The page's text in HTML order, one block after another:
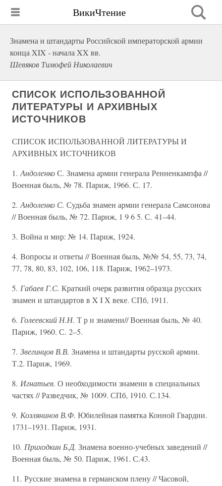
ВикиЧтение
Знамена и штандарты Российской императорской армии
конца XIX - начала XX вв.
Шевяков Тимофей Николаевич
СПИСОК ИСПОЛЬЗОВАННОЙ
ЛИТЕРАТУРЫ И АРХИВНЫХ
ИСТОЧНИКОВ
СПИСОК ИСПОЛЬЗОВАННОЙ ЛИТЕРАТУРЫ И
АРХИВНЫХ ИСТОЧНИКОВ
1. АндоленкоС. Знамена армии генерала Ренненкампфа //
Военная быль, № 78. Париж, 1966. С. 17.
2. Андоленко С. Судьба знамен армии генерала Самсонова
// Военная быль, № 72. Париж, 1 9 6 5. С. 41–44.
3. Война и мир: № 14. Париж, 1924.
4. Вопросы и ответы // Военная быль, №№ 54, 55, 73, 74,
77, 78, 80, 83, 102, 106, 118. Париж, 1962–1973.
5. Габаев Г.С. Краткий очерк развития образца русских
знамен и штандартов в X I X веке. СПб, 1911.
6. Голеевский Н.Н. Т р и знамени// Военная быль, № 40.
Париж, 1960. С. 2–5.
7. Звегинцов В.В. Знамена и штандарты русской армии.
Т.2. Париж, 1969.
8. Игнатьев. О необходимости знамени в специальных
частях // Разведчик, № 1009. СПб, 1910. С.134.
9. Козлянинов В.Ф. Юбилейная памятка Конной Гвардии.
1731–1931. Париж, 1931.
10. Приходкин Б.Д. Знамена военно-учебных заведений //
Военная быль, № 50. Париж, 1961. С.43.
11. Русские знамена в германском плену // Часовой,